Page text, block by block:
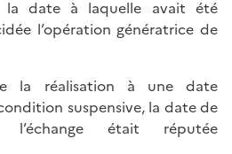
la date à laquelle avait été
l’opération génératrice de
la réalisation à une date
suspensive, la date de
l’échange était réputée